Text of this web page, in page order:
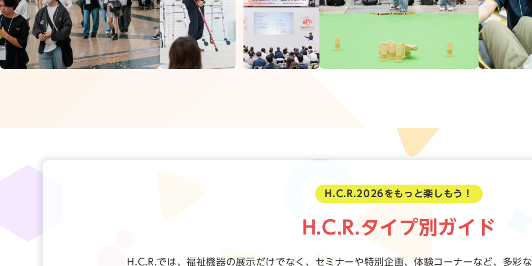
H.C.R.2026をもっと楽しもう！
H.C.R.タイプ別ガイド
H.C.R.では、福祉機器の展示だけでなく、セミナーや特別企画、体験コーナーなど、多彩